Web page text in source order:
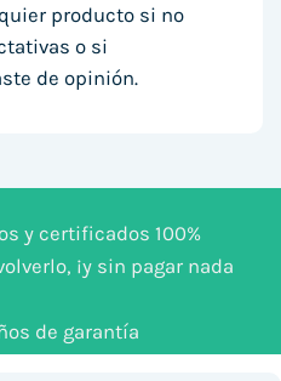
producto si no
o si
de opinión.
y certificados 100%
¡y sin pagar nada
de garantía